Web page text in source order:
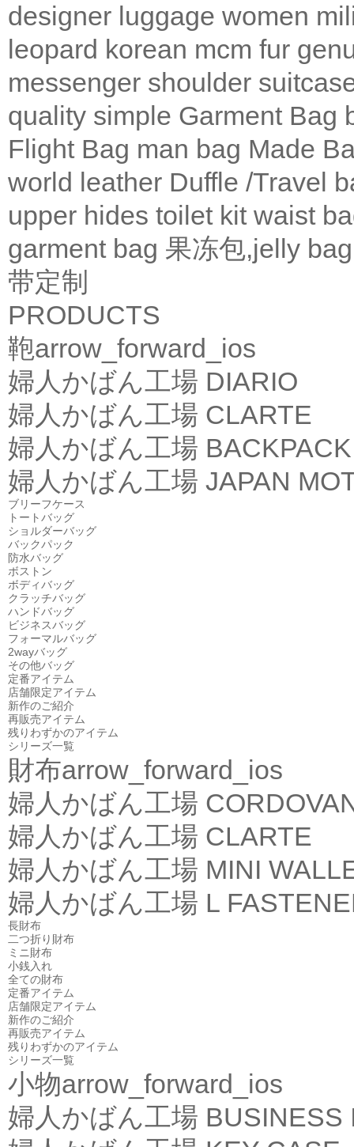
designer luggage women
leopard korean mcm fur
messenger shoulder
quality simple Garment Bag
Flight Bag man bag Made
world leather Duffle /Travel
upper hides toilet kit waist
garment bag 果冻包,jelly bag
带定制
PRODUCTS
鞄arrow_forward_ios
婦人かばん工場 DIARIO
婦人かばん工場 CLARTE
婦人かばん工場 BACKPACK
婦人かばん工場 JAPAN
ブリーフケース
トートバッグ
ショルダーバッグ
バックパック
防水バッグ
ボストン
ボディバッグ
クラッチバッグ
ハンドバッグ
ビジネスバッグ
フォーマルバッグ
2wayバッグ
その他バッグ
定番アイテム
店舗限定アイテム
新作のご紹介
再販売アイテム
残りわずかのアイテム
シリーズ一覧
財布arrow_forward_ios
婦人かばん工場
婦人かばん工場 CLARTE
婦人かばん工場 MINI
婦人かばん工場 L
長財布
二つ折り財布
ミニ財布
小銭入れ
全ての財布
定番アイテム
店舗限定アイテム
新作のご紹介
再販売アイテム
残りわずかのアイテム
シリーズ一覧
小物arrow_forward_ios
婦人かばん工場 BUSINESS